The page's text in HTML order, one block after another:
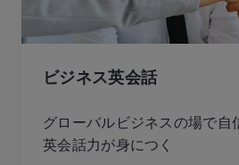
ビジネス英会話
グローバルビジネスの場で自
英会話力が身につく